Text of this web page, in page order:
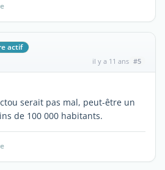
actif
il y a 11 ans #5
serait pas mal, peut-être un
de 100 000 habitants.